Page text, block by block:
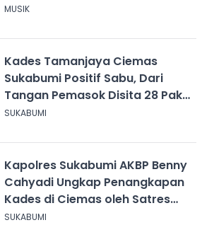
MUSIK
Kades Tamanjaya Ciemas
Sukabumi Positif Sabu, Dari
Tangan Pemasok Disita 28 Paket
Narkoba
SUKABUMI
Kapolres Sukabumi AKBP Benny
Cahyadi Ungkap Penangkapan
Kades di Ciemas oleh Satres
Narkoba
SUKABUMI